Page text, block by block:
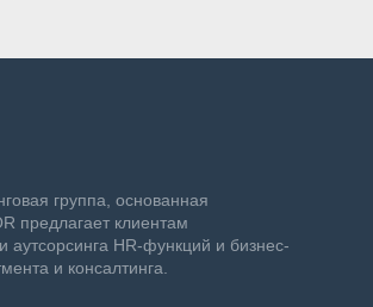
группа, основанная
предлагает клиентам
аутсорсинга HR-функций и бизнес-
и консалтинга.